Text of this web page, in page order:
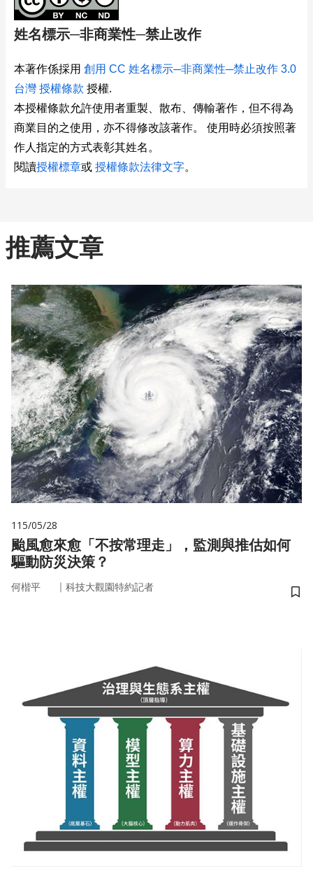
姓名標示─非商業性─禁止改作
本著作係採用 創用 CC 姓名標示─非商業性─禁止改作 3.0
台灣 授權條款 授權.
本授權條款允許使用者重製、散布、傳輸著作，但不得為
商業目的之使用，亦不得修改該著作。 使用時必須按照著
作人指定的方式表彰其姓名。
閱讀授權標章或 授權條款法律文字。
推薦文章
115/05/28
颱風愈來愈「不按常理走」，監測與推估如何
驅動防災決策？
何楷平 ｜ 科技大觀園特約記者
儲